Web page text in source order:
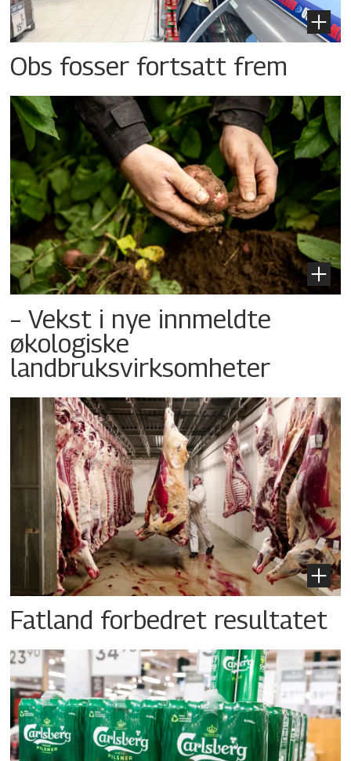
Obs fosser fortsatt frem
– Vekst i nye innmeldte
økologiske
landbruksvirksomheter
Fatland forbedret resultatet